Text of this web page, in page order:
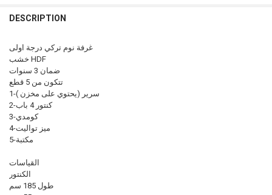
DESCRIPTION
غرفة نوم تركي درجة اولى
خشب HDF
ضمان 3 سنوات
تتكون من 5 قطع
1-سرير (يحتوي على مخزن )
2-كنتور 4 باب
3-كومدي
4-ميز تواليت
5-مكتبة
القياسات
الكنتور
طول 185 سم